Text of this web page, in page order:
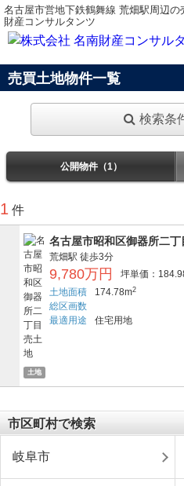
名古屋市営地下鉄鶴舞線 荒畑駅周辺
財産コンサルタンツ
売買土地物件一覧
検索条
公開物件（1）
1 件
土地
名古屋市昭和区御器所二丁
荒畑駅 徒歩3分
9,780万円
坪単価：
土地面積
174.78m2
総区画数
最適用途
住宅用地
市区町村で検索
岐阜市